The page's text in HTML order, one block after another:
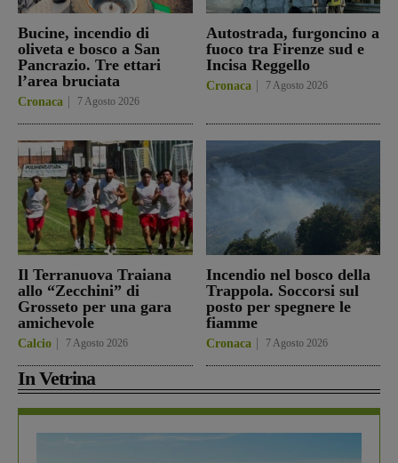
Bucine, incendio di
oliveta e bosco a San
Pancrazio. Tre ettari
l’area bruciata
Cronaca 7 Agosto 2026
Autostrada, furgoncino a
fuoco tra Firenze sud e
Incisa Reggello
Cronaca 7 Agosto 2026
Il Terranuova Traiana
allo “Zecchini” di
Grosseto per una gara
amichevole
Calcio 7 Agosto 2026
Incendio nel bosco della
Trappola. Soccorsi sul
posto per spegnere le
fiamme
Cronaca 7 Agosto 2026
In Vetrina